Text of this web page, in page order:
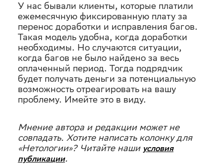
У нас бывали клиенты, которые платили
ежемесячную фиксированную плату за
перенос доработки и исправления багов.
Такая модель удобна, когда доработки
необходимы. Но случаются ситуации,
когда багов не было найдено за весь
оплаченный период. Тогда подрядчик
будет получать деньги за потенциальную
возможность отреагировать на вашу
проблему. Имейте это в виду.
Мнение автора и редакции может не
совпадать. Хотите написать колонку для
«Нетологии»? Читайте наши условия
публикации.